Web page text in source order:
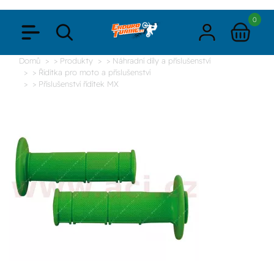
0
Domů > Produkty
> Náhradní díly a příslušenství
> Řídítka pro moto a příslušenství
> Příslušenství řídítek MX